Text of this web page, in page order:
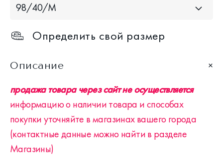
98/40/M
Определить свой размер
Описание
продажа товара через сайт не осуществляется
информацию о наличии товара и способах
покупки уточняйте в магазинах вашего города
(контактные данные можно найти в разделе
Магазины)